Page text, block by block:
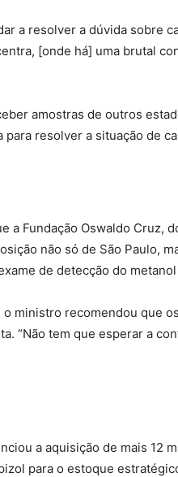
a resolver a dúvida sobre
[onde há] uma brutal
amostras de outros
resolver a situação de
a Fundação Oswaldo Cruz,
não só de São Paulo,
de detecção do
ministro recomendou que
“Não tem que esperar a
a aquisição de mais 12
para o estoque